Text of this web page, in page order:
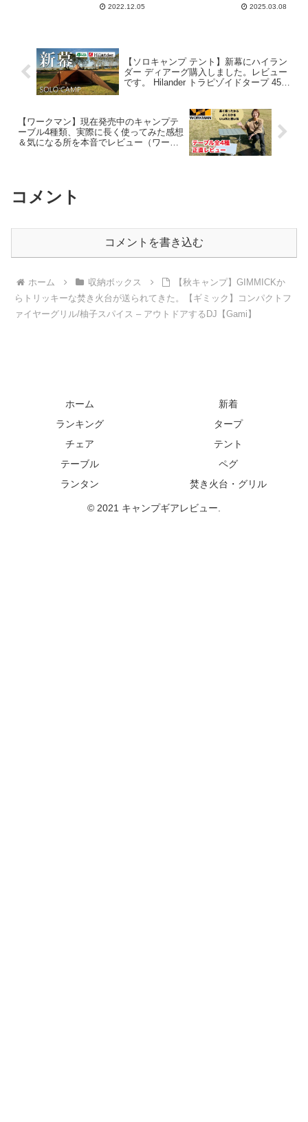
2022.12.05 2025.03.08
【ソロキャンプ テント】新幕にハイラン
ダー ディアーグ購入しました。レビュー
です。 Hilander トラピゾイドタープ 450
【ワークマン】現在発売中のキャンプテ
ーブル4種類、実際に長く使ってみた感想
＆気になる所を本音でレビュー（ワーク
コメント
コメントを書き込む
ホーム 収納ボックス
【秋キャンプ】GIMMICKか
らトリッキーな焚き火台が送られてきた。【ギミック】コンパクトフ
ァイヤーグリル/柚子スパイス – アウトドアするDJ【Gami】
ホーム
新着
ランキング
タープ
チェア
テント
テーブル
ペグ
ランタン
焚き火台・グリル
© 2021 キャンプギアレビュー.